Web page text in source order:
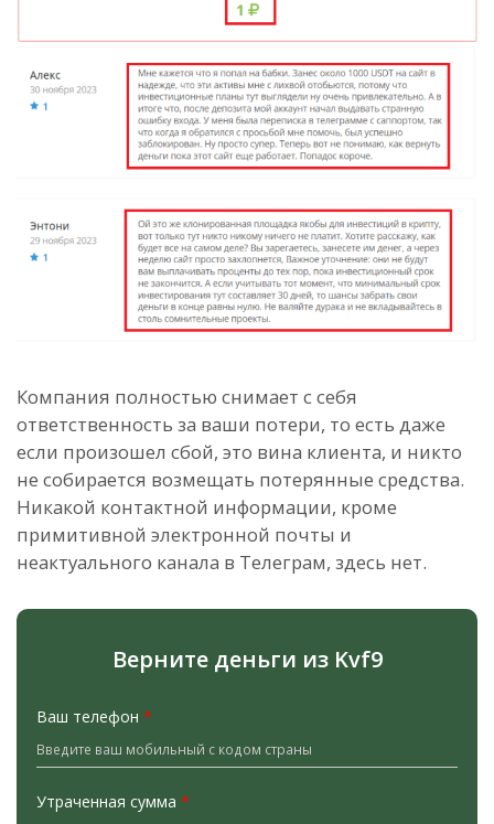
Компания полностью снимает с себя
ответственность за ваши потери, то есть даже
если произошел сбой, это вина клиента, и никто
не собирается возмещать потерянные средства.
Никакой контактной информации, кроме
примитивной электронной почты и
неактуального канала в Телеграм, здесь нет.
Верните деньги из Kvf9
Ваш телефон *
Утраченная сумма *